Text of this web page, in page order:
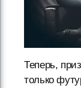
Теперь,
только